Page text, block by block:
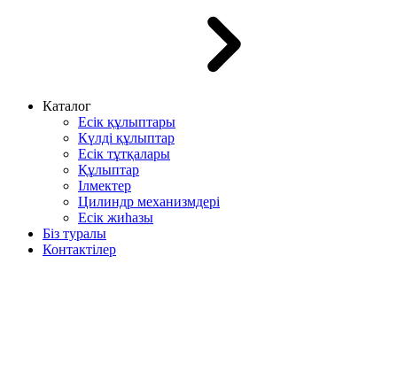
Каталог
Есік құлыптары
Күлді құлыптар
Есік тұтқалары
Құлыптар
Ілмектер
Цилиндр механизмдері
Есік жиһазы
Біз туралы
Контактілер